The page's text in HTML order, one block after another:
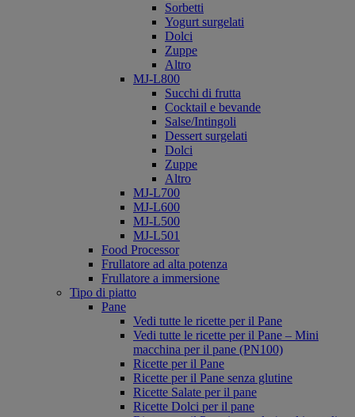
Sorbetti
Yogurt surgelati
Dolci
Zuppe
Altro
MJ-L800
Succhi di frutta
Cocktail e bevande
Salse/Intingoli
Dessert surgelati
Dolci
Zuppe
Altro
MJ-L700
MJ-L600
MJ-L500
MJ-L501
Food Processor
Frullatore ad alta potenza
Frullatore a immersione
Tipo di piatto
Pane
Vedi tutte le ricette per il Pane
Vedi tutte le ricette per il Pane – Mini
macchina per il pane (PN100)
Ricette per il Pane
Ricette per il Pane senza glutine
Ricette Salate per il pane
Ricette Dolci per il pane